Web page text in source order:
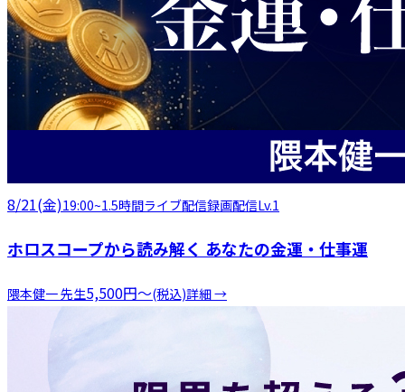
8/21(金)19:00~1.5時間ライブ配信録画配信Lv.1
ホロスコープから読み解く あなたの金運・仕事運
隈本健一先生5,500円〜(税込)詳細 →